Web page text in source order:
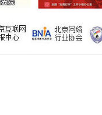
魏明亮